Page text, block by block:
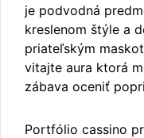
je podvodná
kreslenom štýle a
priateľským
vitajte aura ktorá
zábava oceniť
Portfólio cassino